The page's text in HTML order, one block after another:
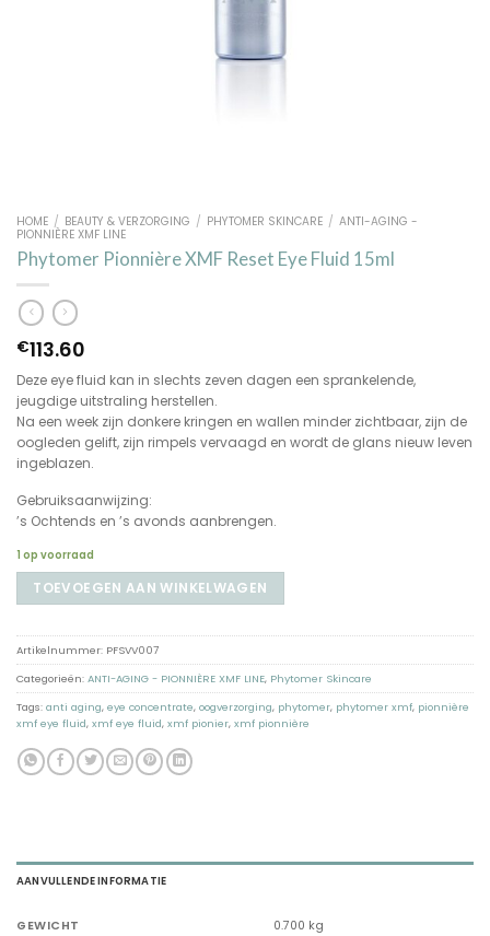
HOME / BEAUTY & VERZORGING / PHYTOMER SKINCARE / ANTI-AGING -
PIONNIÈRE XMF LINE
Phytomer Pionnière XMF Reset Eye Fluid 15ml
€113.60
Deze eye fluid kan in slechts zeven dagen een sprankelende,
jeugdige uitstraling herstellen.
Na een week zijn donkere kringen en wallen minder zichtbaar, zijn de
oogleden gelift, zijn rimpels vervaagd en wordt de glans nieuw leven
ingeblazen.
Gebruiksaanwijzing:
’s Ochtends en ’s avonds aanbrengen.
1 op voorraad
TOEVOEGEN AAN WINKELWAGEN
Artikelnummer: PFSVV007
Categorieën: ANTI-AGING - PIONNIÈRE XMF LINE, Phytomer Skincare
Tags: anti aging, eye concentrate, oogverzorging, phytomer, phytomer xmf, pionnière
xmf eye fluid, xmf eye fluid, xmf pionier, xmf pionnière
AANVULLENDE INFORMATIE
GEWICHT 0.700 kg